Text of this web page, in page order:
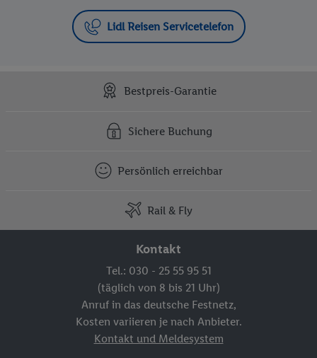
Lidl Reisen Servicetelefon
Bestpreis-Garantie
Sichere Buchung
Persönlich erreichbar
Rail & Fly
Kontakt
Tel.: 030 - 25 55 95 51
(täglich von 8 bis 21 Uhr)
Anruf in das deutsche Festnetz,
Kosten variieren je nach Anbieter.
Kontakt und Meldesystem